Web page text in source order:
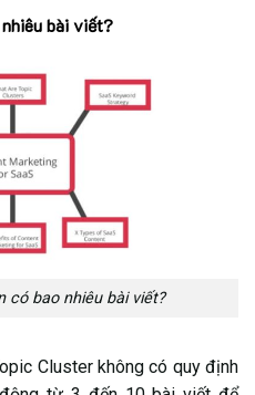
bài viết?
có bao nhiêu bài viết?
Cluster không có quy định